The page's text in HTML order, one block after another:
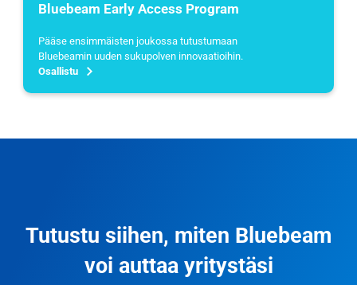
Bluebeam Early Access Program
Pääse ensimmäisten joukossa tutustumaan
Bluebeamin uuden sukupolven innovaatioihin.
Osallistu
Tutustu siihen, miten Bluebeam
voi auttaa yritystäsi